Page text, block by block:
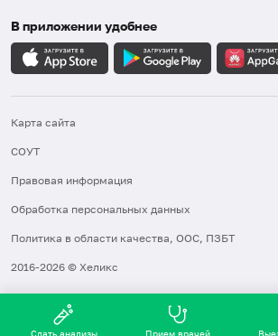
В приложении удобнее
Карта сайта
СОУТ
Правовая информация
Обработка персональных данных
Политика в области качества, ООС, ПЗБТ
2016-2026 © Хеликс
Сдать анализы Прием врачей